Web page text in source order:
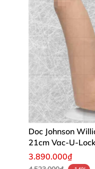
Doc Johnson
21cm Vac-U-Lock
3.890.000₫